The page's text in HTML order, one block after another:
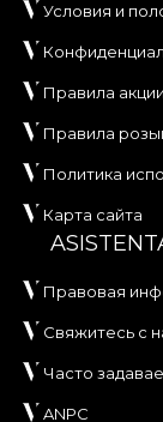
Условия и
Правила
Правила
Политика
Карта сайта
Правовая
Свяжитесь с
Часто
ANPC